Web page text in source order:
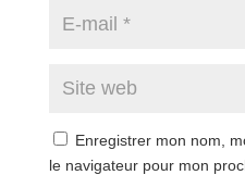
Enregistrer mon nom,
le navigateur pour mon